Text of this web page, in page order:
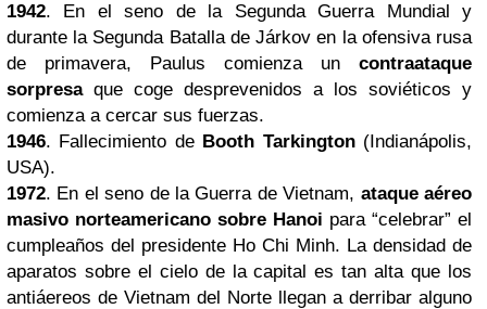
1942. En el seno de la Segunda Guerra Mundial y
durante la Segunda Batalla de Járkov en la ofensiva rusa
de primavera, Paulus comienza un contraataque
sorpresaque coge desprevenidos a los soviéticos y
comienza a cercar sus fuerzas.
1946. Fallecimiento de Booth Tarkington(Indianápolis,
USA).
1972. En el seno de laGuerra de Vietnam, ataque aéreo
masivo norteamericano sobre Hanoi para “celebrar” el
cumpleaños del presidente Ho Chi Minh. La densidad de
aparatos sobre el cielo de la capital es tan alta que los
antiáereos de Vietnam del Norte llegan a derribar alguno